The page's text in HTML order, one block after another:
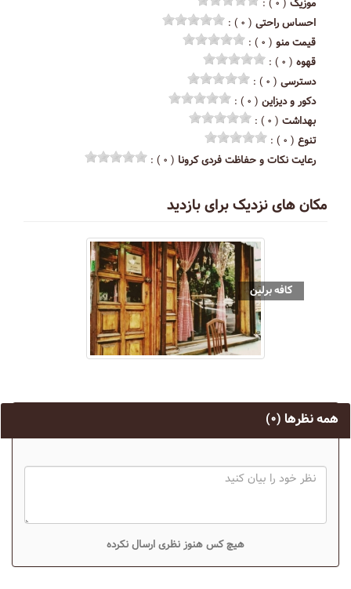
موزیک ( ۰ ) :
احساس راحتی ( ۰ ) :
قیمت منو ( ۰ ) :
قهوه ( ۰ ) :
دسترسی ( ۰ ) :
دکور و دیزاین ( ۰ ) :
بهداشت ( ۰ ) :
تنوع ( ۰ ) :
رعایت نکات و حفاظت فردی کرونا ( ۰ ) :
مکان های نزدیک برای بازدید
کافه برلین
همه نظرها (۰)
هیچ کس هنوز نظری ارسال نکرده